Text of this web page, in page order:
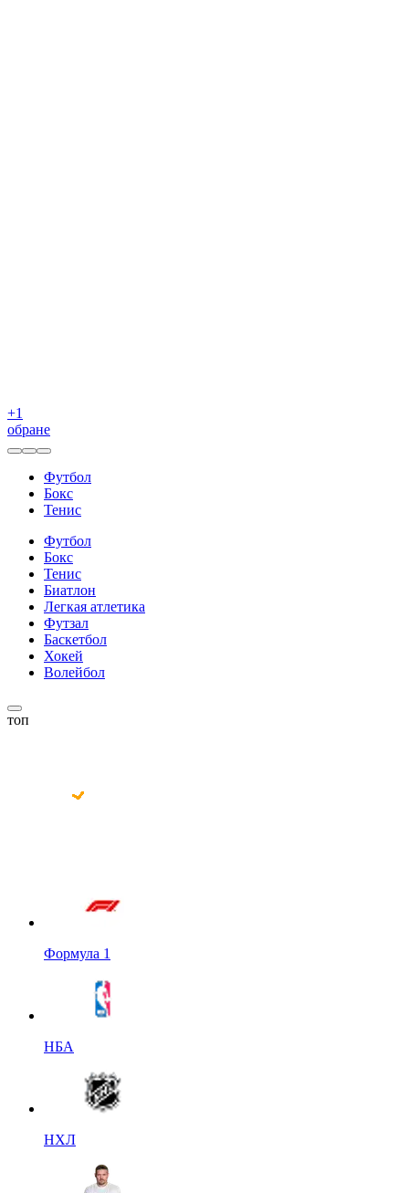
+1
обране
Футбол
Бокс
Тенис
Футбол
Бокс
Тенис
Биатлон
Легкая атлетика
Футзал
Баскетбол
Хокей
Волейбол
топ
Формула 1
НБА
НХЛ